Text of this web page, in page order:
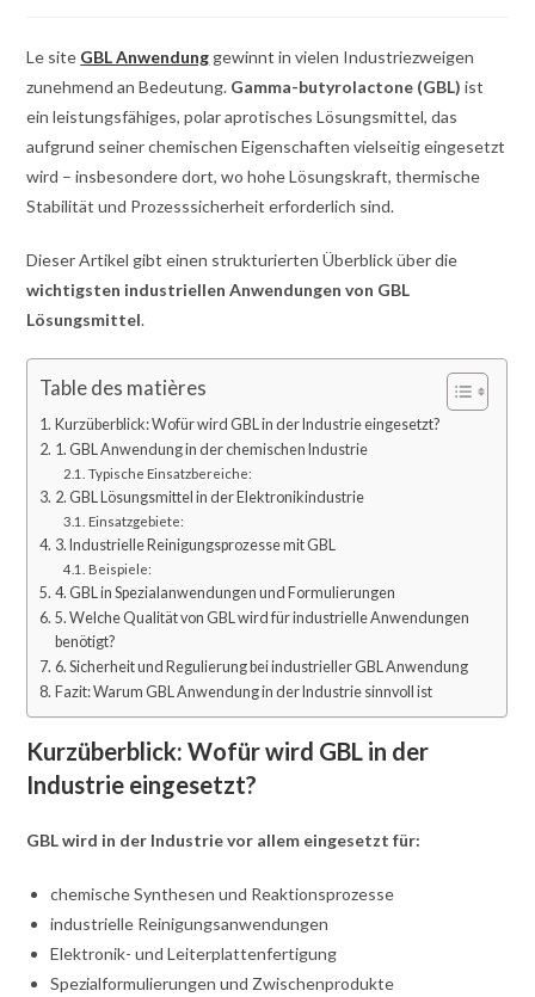
publication
poste
Le site GBL Anwendung gewinnt in vielen Industriezweigen
zunehmend an Bedeutung. Gamma-butyrolactone (GBL) ist
ein leistungsfähiges, polar aprotisches Lösungsmittel, das
aufgrund seiner chemischen Eigenschaften vielseitig eingesetzt
wird – insbesondere dort, wo hohe Lösungskraft, thermische
Stabilität und Prozesssicherheit erforderlich sind.
Dieser Artikel gibt einen strukturierten Überblick über die
wichtigsten industriellen Anwendungen von GBL
Lösungsmittel.
Table des matières
Kurzüberblick: Wofür wird GBL in der Industrie eingesetzt?
1. GBL Anwendung in der chemischen Industrie
Typische Einsatzbereiche:
2. GBL Lösungsmittel in der Elektronikindustrie
Einsatzgebiete:
3. Industrielle Reinigungsprozesse mit GBL
Beispiele:
4. GBL in Spezialanwendungen und Formulierungen
5. Welche Qualität von GBL wird für industrielle Anwendungen
benötigt?
6. Sicherheit und Regulierung bei industrieller GBL Anwendung
Fazit: Warum GBL Anwendung in der Industrie sinnvoll ist
Kurzüberblick: Wofür wird GBL in der
Industrie eingesetzt?
GBL wird in der Industrie vor allem eingesetzt für:
chemische Synthesen und Reaktionsprozesse
industrielle Reinigungsanwendungen
Elektronik- und Leiterplattenfertigung
Spezialformulierungen und Zwischenprodukte